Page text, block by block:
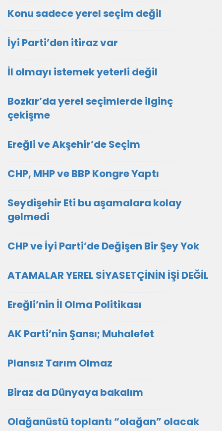
Konu sadece yerel seçim değil
İyi Parti’den itiraz var
İl olmayı istemek yeterli değil
Bozkır’da yerel seçimlerde ilginç
çekişme
Ereğli ve Akşehir’de Seçim
CHP, MHP ve BBP Kongre Yaptı
Seydişehir Eti bu aşamalara kolay
gelmedi
CHP ve İyi Parti’de Değişen Bir Şey Yok
ATAMALAR YEREL SİYASETÇİNİN İŞİ DEĞİL
Ereğli’nin İl Olma Politikası
AK Parti’nin Şansı; Muhalefet
Plansız Tarım Olmaz
Biraz da Dünyaya bakalım
Olağanüstü toplantı “olağan” olacak